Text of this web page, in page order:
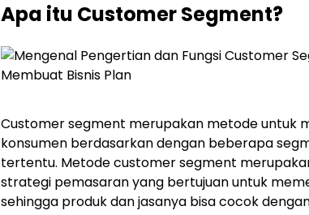
Apa itu Customer Segment?
Customer segment merupakan metode untuk
konsumen berdasarkan dengan beberapa
tertentu. Metode customer segment
strategi pemasaran yang bertujuan untuk
sehingga produk dan jasanya bisa cocok